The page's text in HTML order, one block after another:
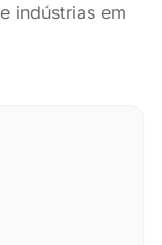
indústrias em